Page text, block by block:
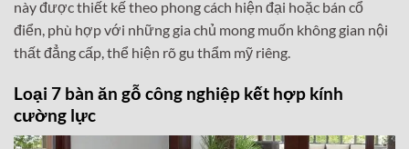
này được thiết kế theo phong cách hiện đại hoặc bán cổ
điển, phù hợp với những gia chủ mong muốn không gian nội
thất đẳng cấp, thể hiện rõ gu thẩm mỹ riêng.
Loại 7 bàn ăn gỗ công nghiệp kết hợp kính
cường lực